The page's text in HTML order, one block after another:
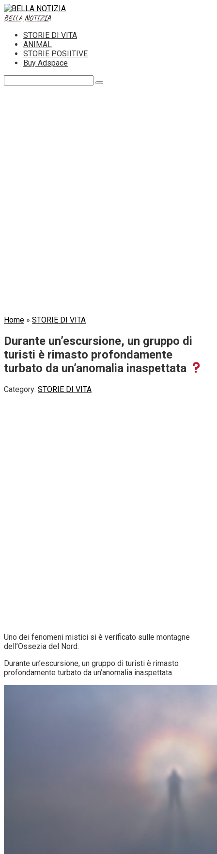
Skip
to
BELLA NOTIZIA
STORIE DI VITA
ANIMAL
STORIE POSIITIVE
Buy Adspace
Home » STORIE DI VITA
Durante un’escursione, un gruppo di
turisti è rimasto profondamente
turbato da un’anomalia inaspettata
Category: STORIE DI VITA
Uno dei fenomeni mistici si è verificato sulle montagne
dell’Ossezia del Nord.
Durante un’escursione, un gruppo di turisti è rimasto
profondamente turbato da un’anomalia inaspettata.